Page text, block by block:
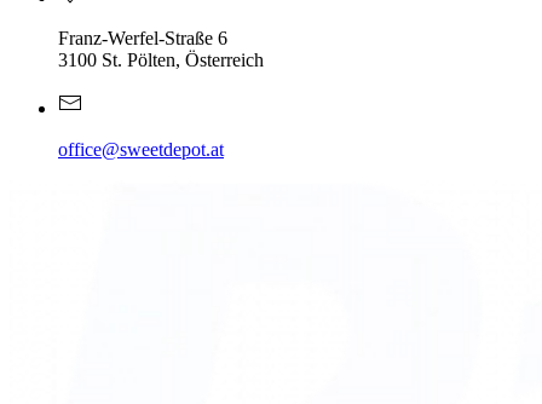
Franz-Werfel-Straße 6
3100 St. Pölten, Österreich
office@sweetdepot.at